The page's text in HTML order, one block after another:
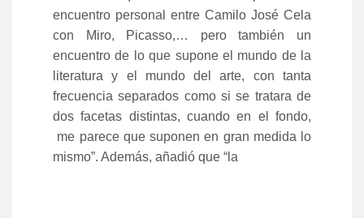
encuentro personal entre Camilo José Cela
con Miro, Picasso,… pero también un
encuentro de lo que supone el mundo de la
literatura y el mundo del arte, con tanta
frecuencia separados como si se tratara de
dos facetas distintas, cuando en el fondo,
me parece que suponen en gran medida lo
mismo”. Además, añadió que “la